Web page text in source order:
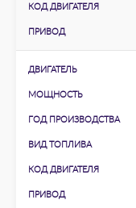
КОД ДВИГАТЕЛЯ
ПРИВОД
ДВИГАТЕЛЬ
МОЩНОСТЬ
ГОД ПРОИЗВОДСТВА
ВИД ТОПЛИВА
КОД ДВИГАТЕЛЯ
ПРИВОД